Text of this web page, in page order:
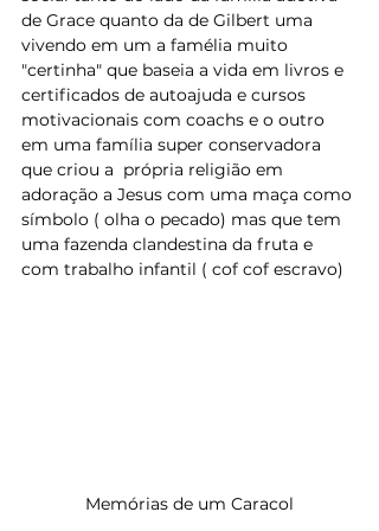
de Grace quanto da de Gilbert uma
vivendo em um a famélia muito
"certinha" que baseia a vida em livros e
certificados de autoajuda e cursos
motivacionais com coachs e o outro
em uma família super conservadora
que criou a  própria religião em
adoração a Jesus com uma maça como
símbolo ( olha o pecado) mas que tem
uma fazenda clandestina da fruta e
com trabalho infantil ( cof cof escravo)
Memórias de um Caracol